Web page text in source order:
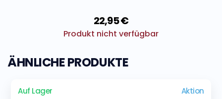
22,95 €
Produkt nicht verfügbar
ÄHNLICHE PRODUKTE
Auf Lager Aktion